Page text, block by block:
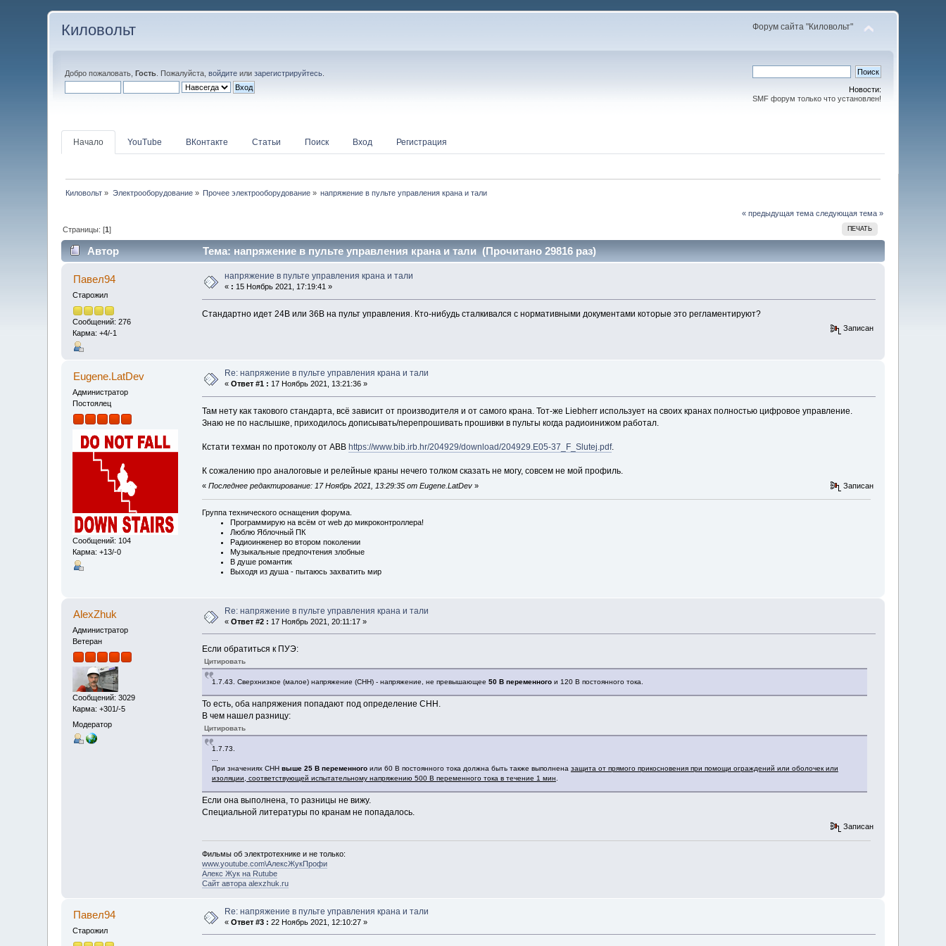
Киловольт Форум сайта "Киловольт"
Добро пожаловать,Гость . Пожалуйста,войдите илизарегистрируйтесь
Новости:
SMF форум только что установлен!
Начало YouTube ВКонтакте Статьи Поиск Вход Регистрация
Киловольт » Электрооборудование» Прочее электрооборудование » напряжение в пульте управления крана и тали
« предыдущая тема следующая тема »
ПЕЧАТЬ
Страницы: [1]
Автор Тема: напряжение в пульте управления крана и тали (Прочитано 29816 раз)
Павел94
Старожил
Сообщений: 276
Карма: +4/-1
напряжение в пульте управления крана и тали
« : 15 Ноябрь 2021, 17:19:41 »
Стандартно идет 24В или 36В на пульт управления. Кто-нибудь сталкивался с нормативными документами которые это регламентируют?
Записан
Eugene.LatDev
Администратор
Постоялец
Сообщений: 104
Карма: +13/-0
Re: напряжение в пульте управления крана и тали
«Ответ #1 : 17 Ноябрь 2021, 13:21:36 »
Там нету как такового стандарта, всё зависит от производителя и от самого крана. Тот-же Liebherr использует на своих кранах полностью цифровое управление.
Знаю не по наслышке, приходилось дописывать/перепрошивать прошивки в пульты когда радиоинижом работал.
Кстати техман по протоколу от ABB https://www.bib.irb.hr/204929/download/204929.E05-37_F_Slutej.pdf.
К сожалению про аналоговые и релейные краны нечего толком сказать не могу, совсем не мой профиль.
« Последнее редактирование: 17 Ноябрь 2021, 13:29:35 от Eugene.LatDev» Записан
Группа технического оснащения форума.
Программирую на всём от web до микроконтроллера!
Люблю Яблочный ПК
Радиоинженер во втором поколении
Музыкальные предпочтения злобные
В душе романтик
Выходя из душа - пытаюсь захватить мир
AlexZhuk
Администратор
Ветеран
Сообщений: 3029
Карма: +301/-5
Модератор
Re: напряжение в пульте управления крана и тали
«Ответ #2 : 17 Ноябрь 2021, 20:11:17 »
Если обратиться к ПУЭ:
Цитировать
1.7.43. Сверхнизкое (малое) напряжение (СНН) - напряжение, не превышающее 50 В переменногои 120 В постоянного тока.
То есть, оба напряжения попадают под определение СНН.
В чем нашел разницу:
Цитировать
1.7.73.
При значениях СНН выше 25 В переменногоили 60 В постоянного тока должна быть также выполнена защита от прямого прикосновения при помощи ограждений или оболочек или
изоляции, соответствующей испытательному напряжению 500 В переменного тока в течение 1 мин
Если она выполнена, то разницы не вижу.
Специальной литературы по кранам не попадалось.
Записан
Фильмы об электротехнике и не только:
www.youtube.com\АлексЖукПрофи
Алекс Жук на Rutube
Сайт автора alexzhuk.ru
Павел94
Старожил
Re: напряжение в пульте управления крана и тали
«Ответ #3 : 22 Ноябрь 2021, 12:10:27 »